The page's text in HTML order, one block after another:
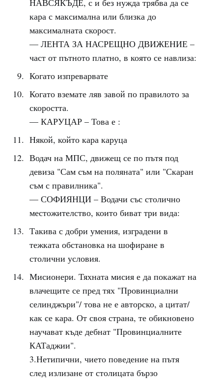
НАВСЯКЪДЕ, с и без нужда трябва да се
кара с максимална или близка до
максималната скорост.
— ЛЕНТА ЗА НАСРЕЩНО ДВИЖЕНИЕ –
част от пътното платно, в която се навлиза:
Когато изпреварвате
Когато вземате ляв завой по правилото за
скоростта.
— КАРУЦАР – Това е :
Някой, който кара каруца
Водач на МПС, движещ се по пътя под
девиза "Сам съм на поляната" или "Скаран
съм с правилника".
— СОФИЯНЦИ – Водачи със столично
местожителство, които биват три вида:
Такива с добри умения, изградени в
тежката обстановка на шофиране в
столични условия.
Мисионери. Тяхната мисия е да покажат на
влачещите се пред тях "Провинциални
селинджъри"/ това не е авторско, а цитат/
как се кара. От своя страна, те обикновено
научават къде дебнат "Провинциалните
КАТаджии".
3.Нетипични, чието поведение на пътя
след излизане от столицата бързо